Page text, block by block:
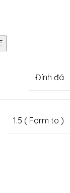
Đính đá
1.5 ( Form to )